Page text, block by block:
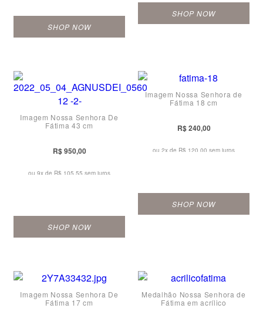
SHOP NOW
SHOP NOW
Imagem Nossa Senhora De
Fátima 43 cm
R$ 950,00
ou 9x de R$ 105,55 sem juros
SHOP NOW
Imagem Nossa Senhora de
Fátima 18 cm
R$ 240,00
ou 2x de R$ 120,00 sem juros
SHOP NOW
Imagem Nossa Senhora De
Fátima 17 cm
Medalhão Nossa Senhora de
Fátima em acrílico